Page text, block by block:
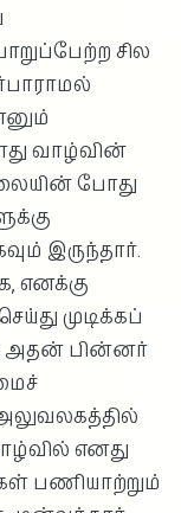
சில
வாழ்வின்
போது
இருந்தார்.
எனக்கு
முடிக்கப்
அதன் பின்னர்
எனது
பணியாற்றும்